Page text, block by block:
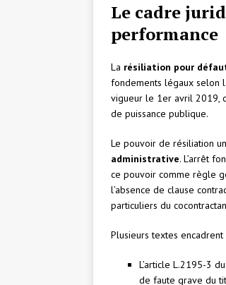
Le cadre
performance
La résiliation pour
fondements légaux selon
vigueur le 1er avril 2019,
de puissance publique.
Le pouvoir de résiliation
administrative. L’arrêt
ce pouvoir comme règle
l’absence de clause
particuliers du
Plusieurs textes
L’article L.2195-3
de faute grave du